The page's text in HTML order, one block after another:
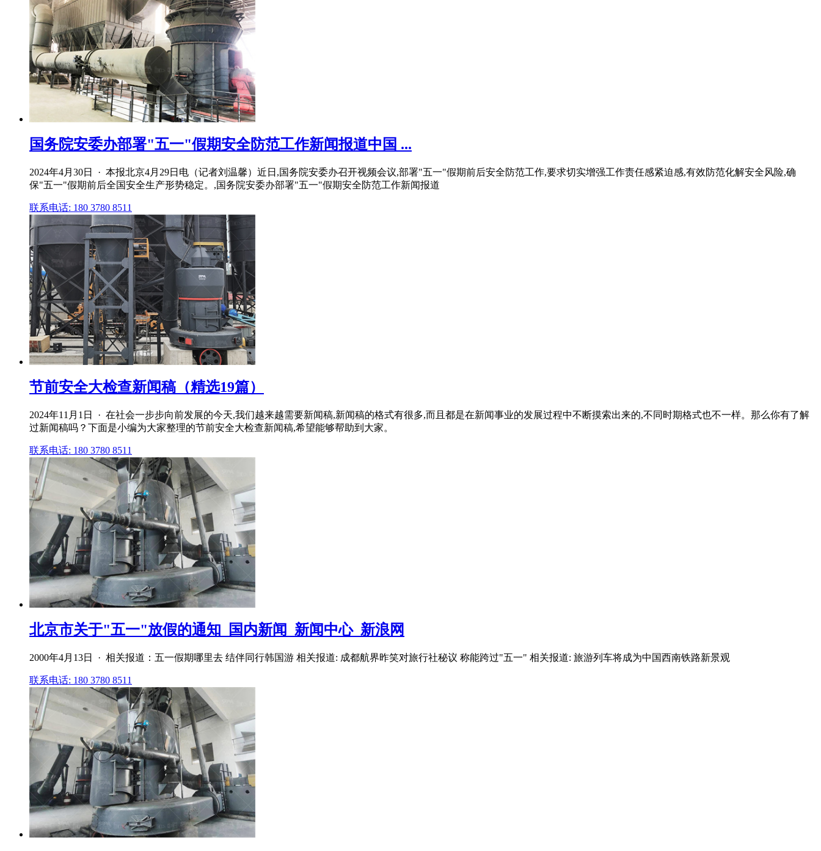
国务院安委办部署"五一"假期安全防范工作新闻报道中国 ...
2024年4月30日 · 本报北京4月29日电（记者刘温馨）近日,国务院安委办召开视频会议,部署"五一"假期前后安全防范工作,要求切实增强工作责任感紧迫感,有效防范化解安全风险,确
保"五一"假期前后全国安全生产形势稳定。,国务院安委办部署"五一"假期安全防范工作新闻报道
联系电话: 180 3780 8511
节前安全大检查新闻稿（精选19篇）
2024年11月1日 · 在社会一步步向前发展的今天,我们越来越需要新闻稿,新闻稿的格式有很多,而且都是在新闻事业的发展过程中不断摸索出来的,不同时期格式也不一样。那么你有了解
过新闻稿吗？下面是小编为大家整理的节前安全大检查新闻稿,希望能够帮助到大家。
联系电话: 180 3780 8511
北京市关于"五一"放假的通知_国内新闻_新闻中心_新浪网
2000年4月13日 · 相关报道：五一假期哪里去 结伴同行韩国游 相关报道: 成都航界昨笑对旅行社秘议 称能跨过"五一" 相关报道: 旅游列车将成为中国西南铁路新景观
联系电话: 180 3780 8511